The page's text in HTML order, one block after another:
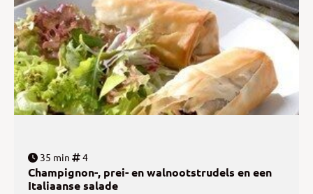
35 min 4
Champignon-, prei- en walnootstrudels en een
Italiaanse salade